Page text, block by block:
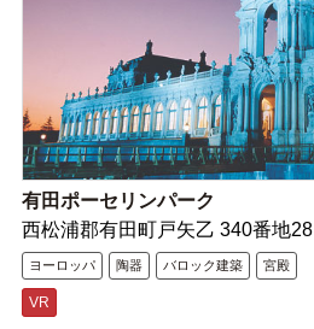
有田ポーセリンパーク
西松浦郡有田町戸矢乙 340番地28
ヨーロッパ 陶器 バロック建築 宮殿
VR